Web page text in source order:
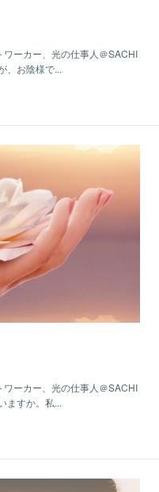
ーカー、光の仕事人＠SACHI
、お陰様で...
ーカー、光の仕事人＠SACHI
ますか。私...